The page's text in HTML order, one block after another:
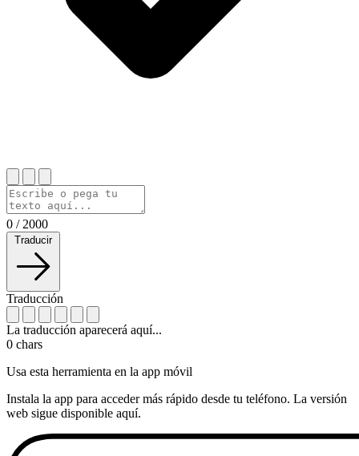
0 / 2000
Traducir
Traducción
La traducción aparecerá aquí...
0 chars
Usa esta herramienta en la app móvil
Instala la app para acceder más rápido desde tu teléfono. La versión
web sigue disponible aquí.